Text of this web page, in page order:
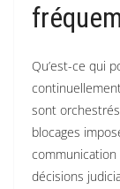
Qu’est-ce qui
sont
blocages
communication
décisions